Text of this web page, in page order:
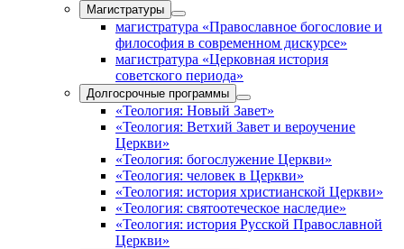
Магистратуры
магистратура «Православное богословие и
философия в современном дискурсе»
магистратура «Церковная история
советского периода»
Долгосрочные программы
«Теология: Новый Завет»
«Теология: Ветхий Завет и вероучение
Церкви»
«Теология: богослужение Церкви»
«Теология: человек в Церкви»
«Теология: история христианской Церкви»
«Теология: святоотеческое наследие»
«Теология: история Русской Православной
Церкви»